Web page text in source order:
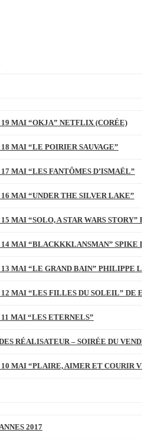
MAI “OKJA” NETFLIX (CORÉE)
MAI “LE POIRIER SAUVAGE”
MAI “LES FANTÔMES D’ISMAËL”
MAI “UNDER THE SILVER LAKE”
MAI “SOLO, A STAR WARS STORY”
MAI “BLACKKKLANSMAN” SPIKE
MAI “LE GRAND BAIN” PHILIPPE
MAI “LES FILLES DU SOLEIL” DE
MAI “LES ETERNELS”
RÉALISATEUR – SOIRÉE DU
MAI “PLAIRE, AIMER ET COURIR
2017